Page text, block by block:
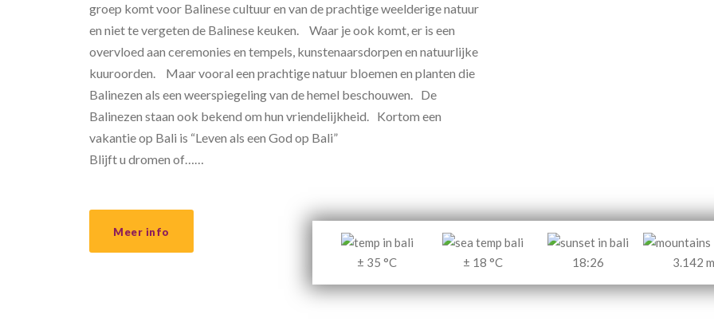
groep komt voor Balinese cultuur en van de prachtige weelderige natuur
en niet te vergeten de Balinese keuken. Waar je ook komt, er is een
overvloed aan ceremonies en tempels, kunstenaarsdorpen en natuurlijke
kuuroorden. Maar vooral een prachtige natuur bloemen en planten die
Balinezen als een weerspiegeling van de hemel beschouwen. De
Balinezen staan ook bekend om hun vriendelijkheid. Kortom een
vakantie op Bali is “Leven als een God op Bali”
Blijft u dromen of……
Meer info
± 35 °C ± 18 °C 18:26 3.142